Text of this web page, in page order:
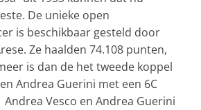
De unieke open
is beschikbaar gesteld door
Ze haalden 74.108 punten,
is dan de het tweede koppel
Andrea Guerini met een 6C
Andrea Vesco en Andrea Guerini